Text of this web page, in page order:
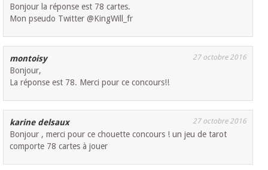
Bonjour la réponse est 78 cartes.
Mon pseudo Twitter @KingWill_fr
montoisy 27 octobre 2016
Bonjour,
La réponse est 78. Merci pour ce concours!!
karine delsaux 27 octobre 2016
Bonjour , merci pour ce chouette concours ! un jeu de tarot
comporte 78 cartes à jouer